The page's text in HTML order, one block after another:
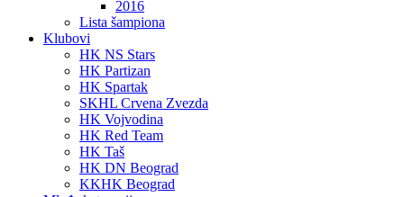
2016
Lista šampiona
Klubovi
HK NS Stars
HK Partizan
HK Spartak
SKHL Crvena Zvezda
HK Vojvodina
HK Red Team
HK Taš
HK DN Beograd
KKHK Beograd